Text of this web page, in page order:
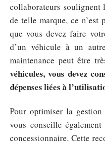
collaborateurs
de telle marque, ce n’est
que vous devez faire
d’un véhicule à un
maintenance peut être
véhicules, vous devez
dépenses liées à
Pour optimiser la
vous conseille
concessionnaire. Cette